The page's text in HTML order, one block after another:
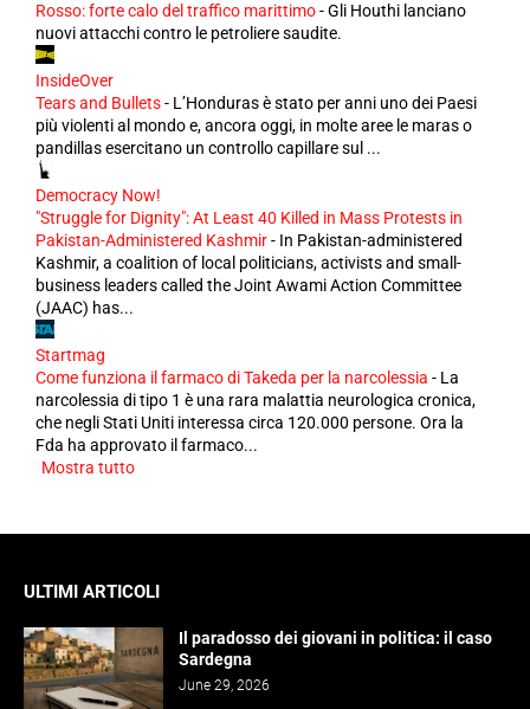
Rosso: forte calo del traffico marittimo-Gli Houthi lanciano
nuovi attacchi contro le petroliere saudite.
InsideOver
Tears and Bullets- L’Honduras è stato per anni uno dei Paesi
più violenti al mondo e, ancora oggi, in molte aree le maras o
pandillas esercitano un controllo capillare sul ...
Democracy Now!
"Struggle for Dignity": At Least 40 Killed in Mass Protests in
Pakistan-Administered Kashmir- In Pakistan-administered
Kashmir, a coalition of local politicians, activists and small-
business leaders called the Joint Awami Action Committee
(JAAC) has...
Startmag
Come funziona il farmaco di Takeda per la narcolessia - La
narcolessia di tipo 1 è una rara malattia neurologica cronica,
che negli Stati Uniti interessa circa 120.000 persone. Ora la
Fda ha approvato il farmaco...
Mostra tutto
ULTIMI ARTICOLI
Il paradosso dei giovani in politica: il caso
Sardegna
June 29, 2026